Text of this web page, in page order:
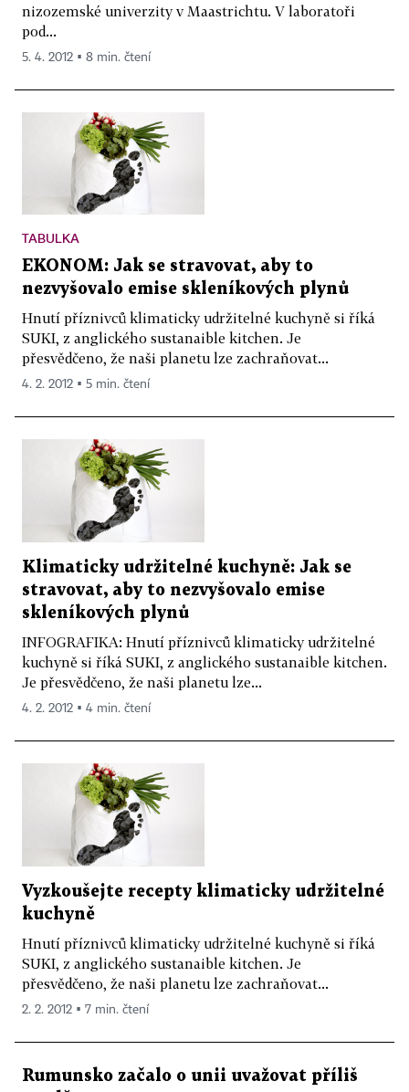
nizozemské univerzity v Maastrichtu. V laboratoři
pod...
5. 4. 2012 ▪ 8 min. čtení
TABULKA
EKONOM: Jak se stravovat, aby to
nezvyšovalo emise skleníkových plynů
Hnutí příznivců klimaticky udržitelné kuchyně si říká
SUKI, z anglického sustanaible kitchen. Je
přesvědčeno, že naši planetu lze zachraňovat...
4. 2. 2012 ▪ 5 min. čtení
Klimaticky udržitelné kuchyně: Jak se
stravovat, aby to nezvyšovalo emise
skleníkových plynů
INFOGRAFIKA: Hnutí příznivců klimaticky udržitelné
kuchyně si říká SUKI, z anglického sustanaible kitchen.
Je přesvědčeno, že naši planetu lze...
4. 2. 2012 ▪ 4 min. čtení
Vyzkoušejte recepty klimaticky udržitelné
kuchyně
Hnutí příznivců klimaticky udržitelné kuchyně si říká
SUKI, z anglického sustanaible kitchen. Je
přesvědčeno, že naši planetu lze zachraňovat...
2. 2. 2012 ▪ 7 min. čtení
Rumunsko začalo o unii uvažovat příliš